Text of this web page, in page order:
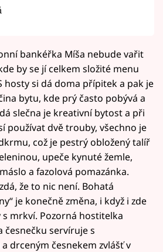
bankéřka Míša nebude vařit
by se jí celkem složité menu
hosty si dá doma přípitek a pak je
bytu, kde prý často pobývá a
slečna je kreativní bytost a při
používat dvě trouby, všechno je
což je pestrý obložený talíř
upeče kynuté žemle,
a fazolová pomazánka.
že to nic není. Bohatá
je konečně změna, i když i zde
s mrkví. Pozorná hostitelka
česnečku servíruje s
drceným česnekem zvlášť v